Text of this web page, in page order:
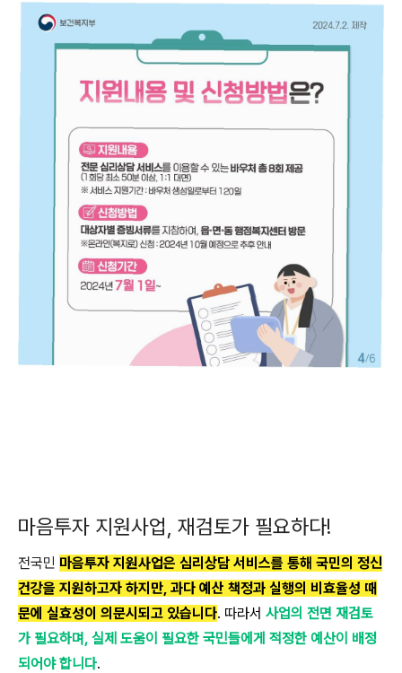
마음투자 지원사업, 재검토가 필요하다!
전국민 마음투자 지원사업은 심리상담 서비스를 통해 국민의 정신
건강을 지원하고자 하지만, 과다 예산 책정과 실행의 비효율성 때
문에 실효성이 의문시되고 있습니다. 따라서 사업의 전면 재검토
가 필요하며, 실제 도움이 필요한 국민들에게 적정한 예산이 배정
되어야 합니다.